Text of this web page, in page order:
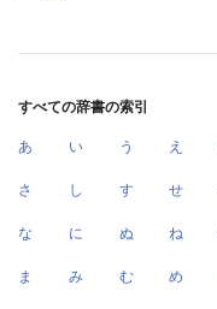
すべての辞書の索引
あ い う え
さ し す せ
な に ぬ ね
ま み む め